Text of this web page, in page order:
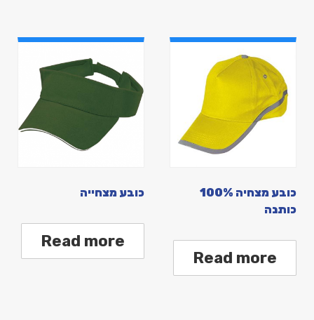
כובע מצחיה 100%
כותנה
Read more
כובע מצחייה
Read more